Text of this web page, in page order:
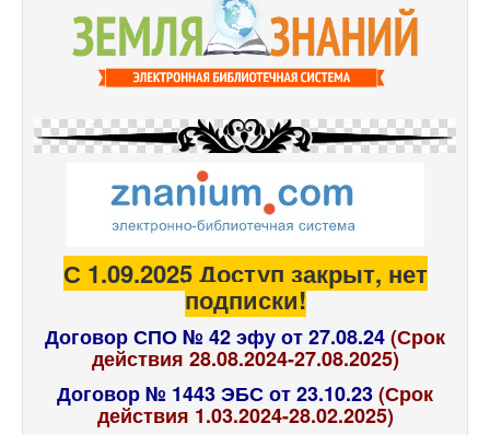
С 1.09.2025 Доступ закрыт, нет
подписки!
Договор СПО № 42 эфу от 27.08.24(Срок
действия 28.08.2024-27.08.2025)
Договор № 1443 ЭБС от 23.10.23(Срок
действия 1.03.2024-28.02.2025)